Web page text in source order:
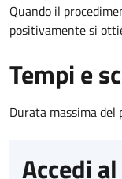
Quando il
positivamente si
Tempi e
Durata massima
Accedi